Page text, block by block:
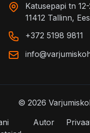
Katusepapi tn
11412 Tallinn,
+372 5198 9811
© 2026
Autor